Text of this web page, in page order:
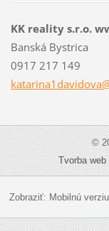
KK reality s.r.o.
Banská Bystrica
0917 217 149
katarina1davidov
©
Tvorba
Zobraziť: Mobilnú verziu